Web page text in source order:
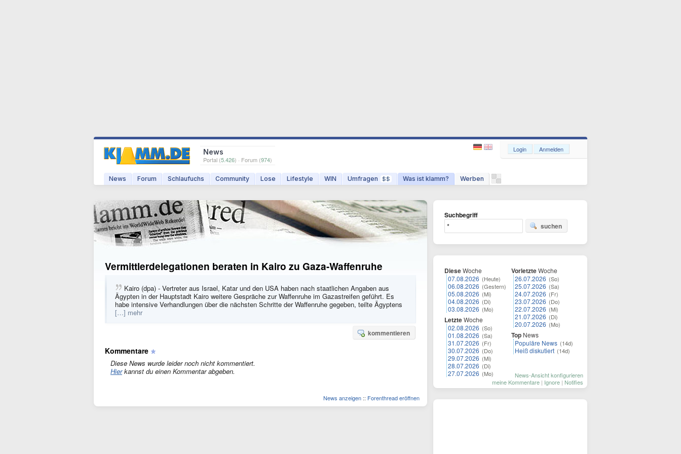
News
Portal (5.426) · Forum (974)
News Forum Schlaufuchs Community Lose Lifestyle WIN Umfragen $$ Was ist klamm? Werben
Login Anmelden
Vermittlerdelegationen beraten in Kairo zu Gaza-Waffenruhe
Kairo (dpa) - Vertreter aus Israel, Katar und den USA haben nach staatlichen Angaben aus
Ägypten in der Hauptstadt Kairo weitere Gespräche zur Waffenruhe im Gazastreifen geführt. Es
habe intensive Verhandlungen über die nächsten Schritte der Waffenruhe gegeben, teilte Ägyptens
[…] mehr
kommentieren
Kommentare
Diese News wurde leider noch nicht kommentiert.
Hierkannst du einen Kommentar abgeben.
News anzeigen :: Forenthread eröffnen
Suchbegriff
suchen
DieseWoche
07.08.2026 (Heute)
06.08.2026 (Gestern)
05.08.2026 (Mi)
04.08.2026 (Di)
03.08.2026 (Mo)
LetzteWoche
02.08.2026 (So)
01.08.2026 (Sa)
31.07.2026 (Fr)
30.07.2026 (Do)
29.07.2026 (Mi)
28.07.2026 (Di)
27.07.2026 (Mo)
VorletzteWoche
26.07.2026 (So)
25.07.2026 (Sa)
24.07.2026 (Fr)
23.07.2026 (Do)
22.07.2026 (Mi)
21.07.2026 (Di)
20.07.2026 (Mo)
Top News
Populäre News (14d)
Heiß diskutiert (14d)
News-Ansicht konfigurieren
meine Kommentare | Ignore | Notifies